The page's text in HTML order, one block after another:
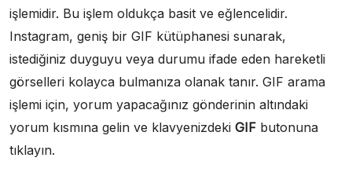
işlemidir. Bu işlem oldukça basit ve eğlencelidir.
Instagram, geniş bir GIF kütüphanesi sunarak,
istediğiniz duyguyu veya durumu ifade eden hareketli
görselleri kolayca bulmanıza olanak tanır. GIF arama
işlemi için, yorum yapacağınız gönderinin altındaki
yorum kısmına gelin ve klavyenizdeki GIF butonuna
tıklayın.